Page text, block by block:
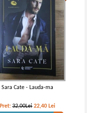
Sara Cate - Lauda-ma
Pret:32,00Lei 22,40 Lei